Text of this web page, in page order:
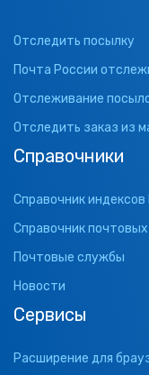
Отследить посылку
Почта России
Отслеживание
Отследить заказ из
Справочники
Справочник индексов
Справочник
Почтовые службы
Новости
Сервисы
Расширение для